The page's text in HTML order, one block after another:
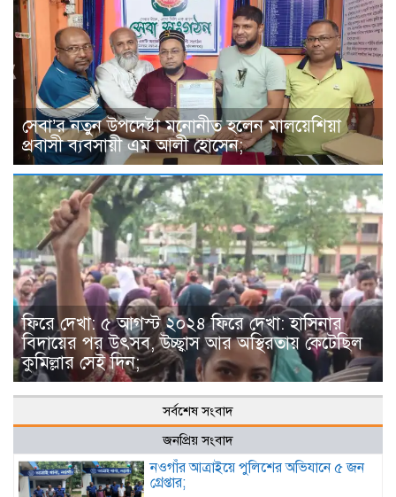
সেবা’র নতুন উপদেষ্টা মনোনীত হলেন মালয়েশিয়া
প্রবাসী ব্যবসায়ী এম আলী হোসেন;
ফিরে দেখা: ৫ আগস্ট ২০২৪ ফিরে দেখা: হাসিনার
বিদায়ের পর উৎসব, উচ্ছ্বাস আর অস্থিরতায় কেটেছিল
কুমিল্লার সেই দিন;
সর্বশেষ সংবাদ
জনপ্রিয় সংবাদ
নওগাঁর আত্রাইয়ে পুলিশের অভিযানে ৫ জন
গ্রেপ্তার;